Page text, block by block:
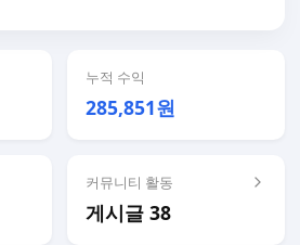
누적 수익
285,851원
커뮤니티 활동
게시글 38